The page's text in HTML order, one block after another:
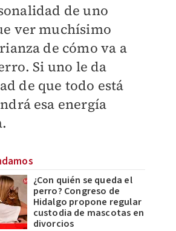
de uno
ver muchísimo
de cómo va a
Si uno le da
de que todo está
esa energía
¿Con quién se queda el
perro? Congreso de
Hidalgo propone regular
custodia de mascotas en
divorcios